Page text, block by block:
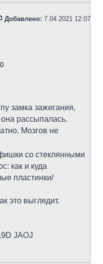
Добавлено: 7.04.2021 12:07
замка зажигания,
она рассыпалась.
Мозгов не
со стеклянными
как и куда
пластинки/
это выглядит.
JAOJ